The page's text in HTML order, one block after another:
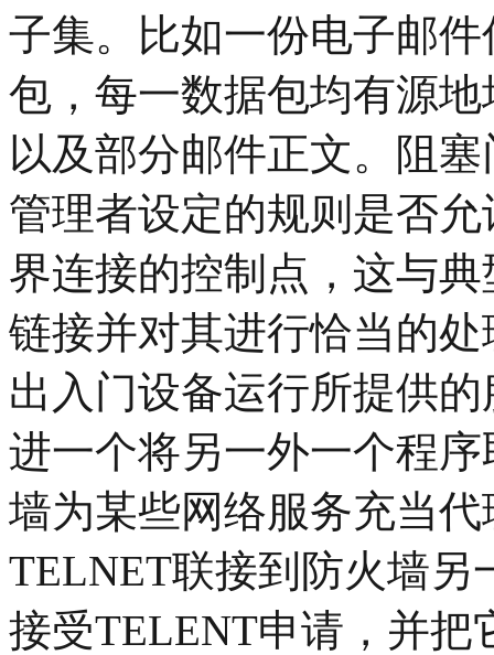
子集。比如一份电子邮
包，每一数据包均有源
以及部分邮件正文。阻
管理者设定的规则是否
界连接的控制点，这与
链接并对其进行恰当的处
出入门设备运行所提供
进一个将另一外一个程
墙为某些网络服务充当
TELNET联接到防火墙另
接受TELENT申请，并把